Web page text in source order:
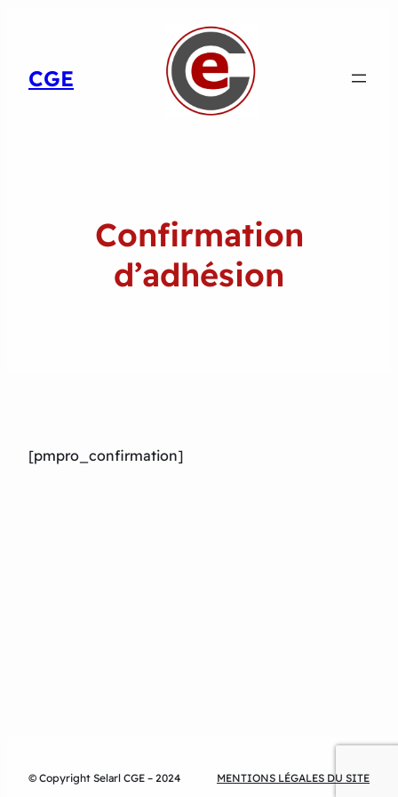
CGE
Confirmation
d’adhésion
[pmpro_confirmation]
© Copyright Selarl CGE – 2024 MENTIONS LÉGALES DU SITE